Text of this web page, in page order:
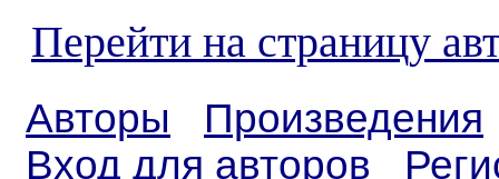
Перейти на страницу
Авторы
Произведения
Вход для авторов